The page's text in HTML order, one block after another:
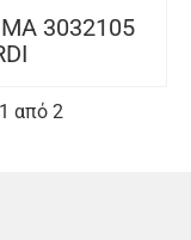
3032105
από 2